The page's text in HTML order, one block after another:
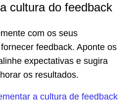
cultura do feedback
com os seus
feedback. Aponte os
expectativas e sugira
os resultados.
a cultura de feedback